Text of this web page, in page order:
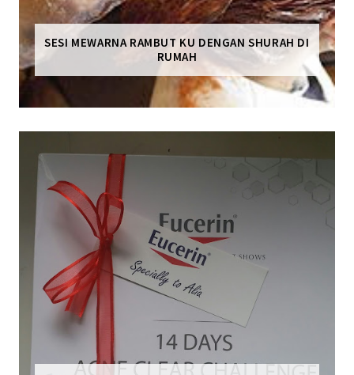
SESI MEWARNA RAMBUT KU DENGAN SHURAH DI
RUMAH